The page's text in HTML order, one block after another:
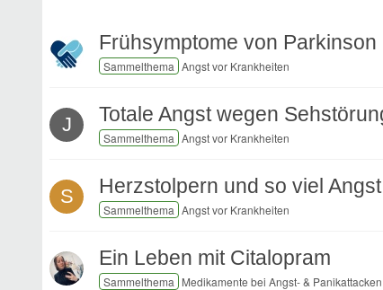
Frühsymptome von
Angst vor Krankheiten
J Totale Angst wegen
Angst vor Krankheiten
S Herzstolpern und so viel Angst
Angst vor Krankheiten
Ein Leben mit Citalopram
Medikamente bei Angst- & Panikattacken